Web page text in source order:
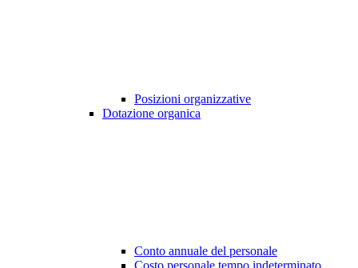
Posizioni organizzative
Dotazione organica
Conto annuale del personale